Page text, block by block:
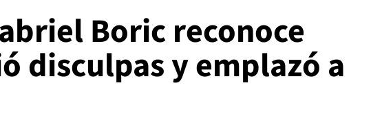
Boric reconoce
disculpas y emplazó a